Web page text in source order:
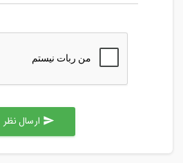
send